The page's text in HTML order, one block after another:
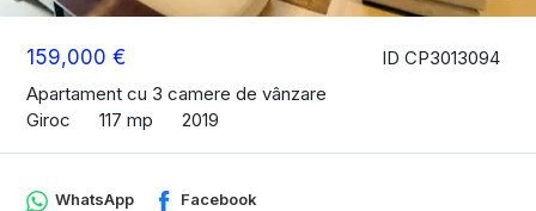
ID CP3013094
159,000 €
Apartament cu 3 camere de vânzare
Giroc
117 mp 2019
WhatsApp Facebook